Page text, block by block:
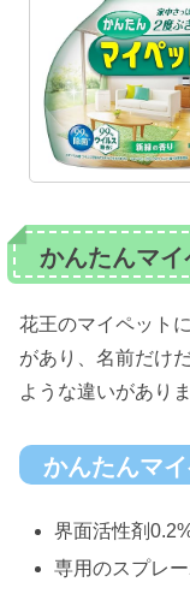
かんたんマ
花王のマイペットに
があり、名前だけ
ような違いがありま
かんたんマ
界面活性剤
専用のスプレ